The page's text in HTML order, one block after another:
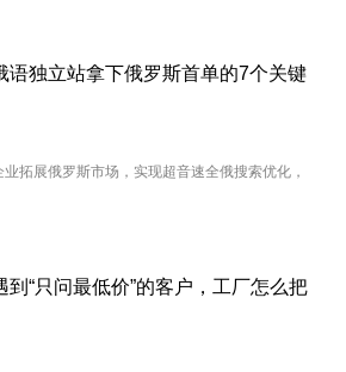
语独立站拿下俄罗斯首单的7个关键
拓展俄罗斯市场，实现超音速全俄搜索优化，
到“只问最低价”的客户，工厂怎么把